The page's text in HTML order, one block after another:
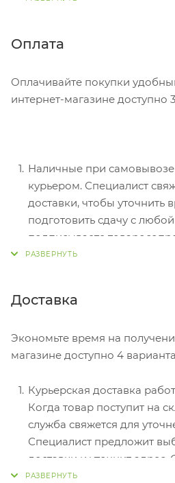
Нажмите кнопку «Оформить
Оплата
Оплачивайте покупки
интернет-магазине доступно
Наличные при самовывозе
курьером. Специалист
доставки, чтобы уточнить
подготовить сдачу с
подписываете
документы, вносите
перенаправит вас на
Здесь нужно ввести номер
Электронные системы при
PayPal, WebMoney и
совершения покупки
на страницу платежного
необходимо заполнить
Доставка
Экономьте время на
магазине доступно 4
Курьерская доставка
Когда товар поступит на
служба свяжется для
Специалист предложит
доставки и уточнит
на целостность и